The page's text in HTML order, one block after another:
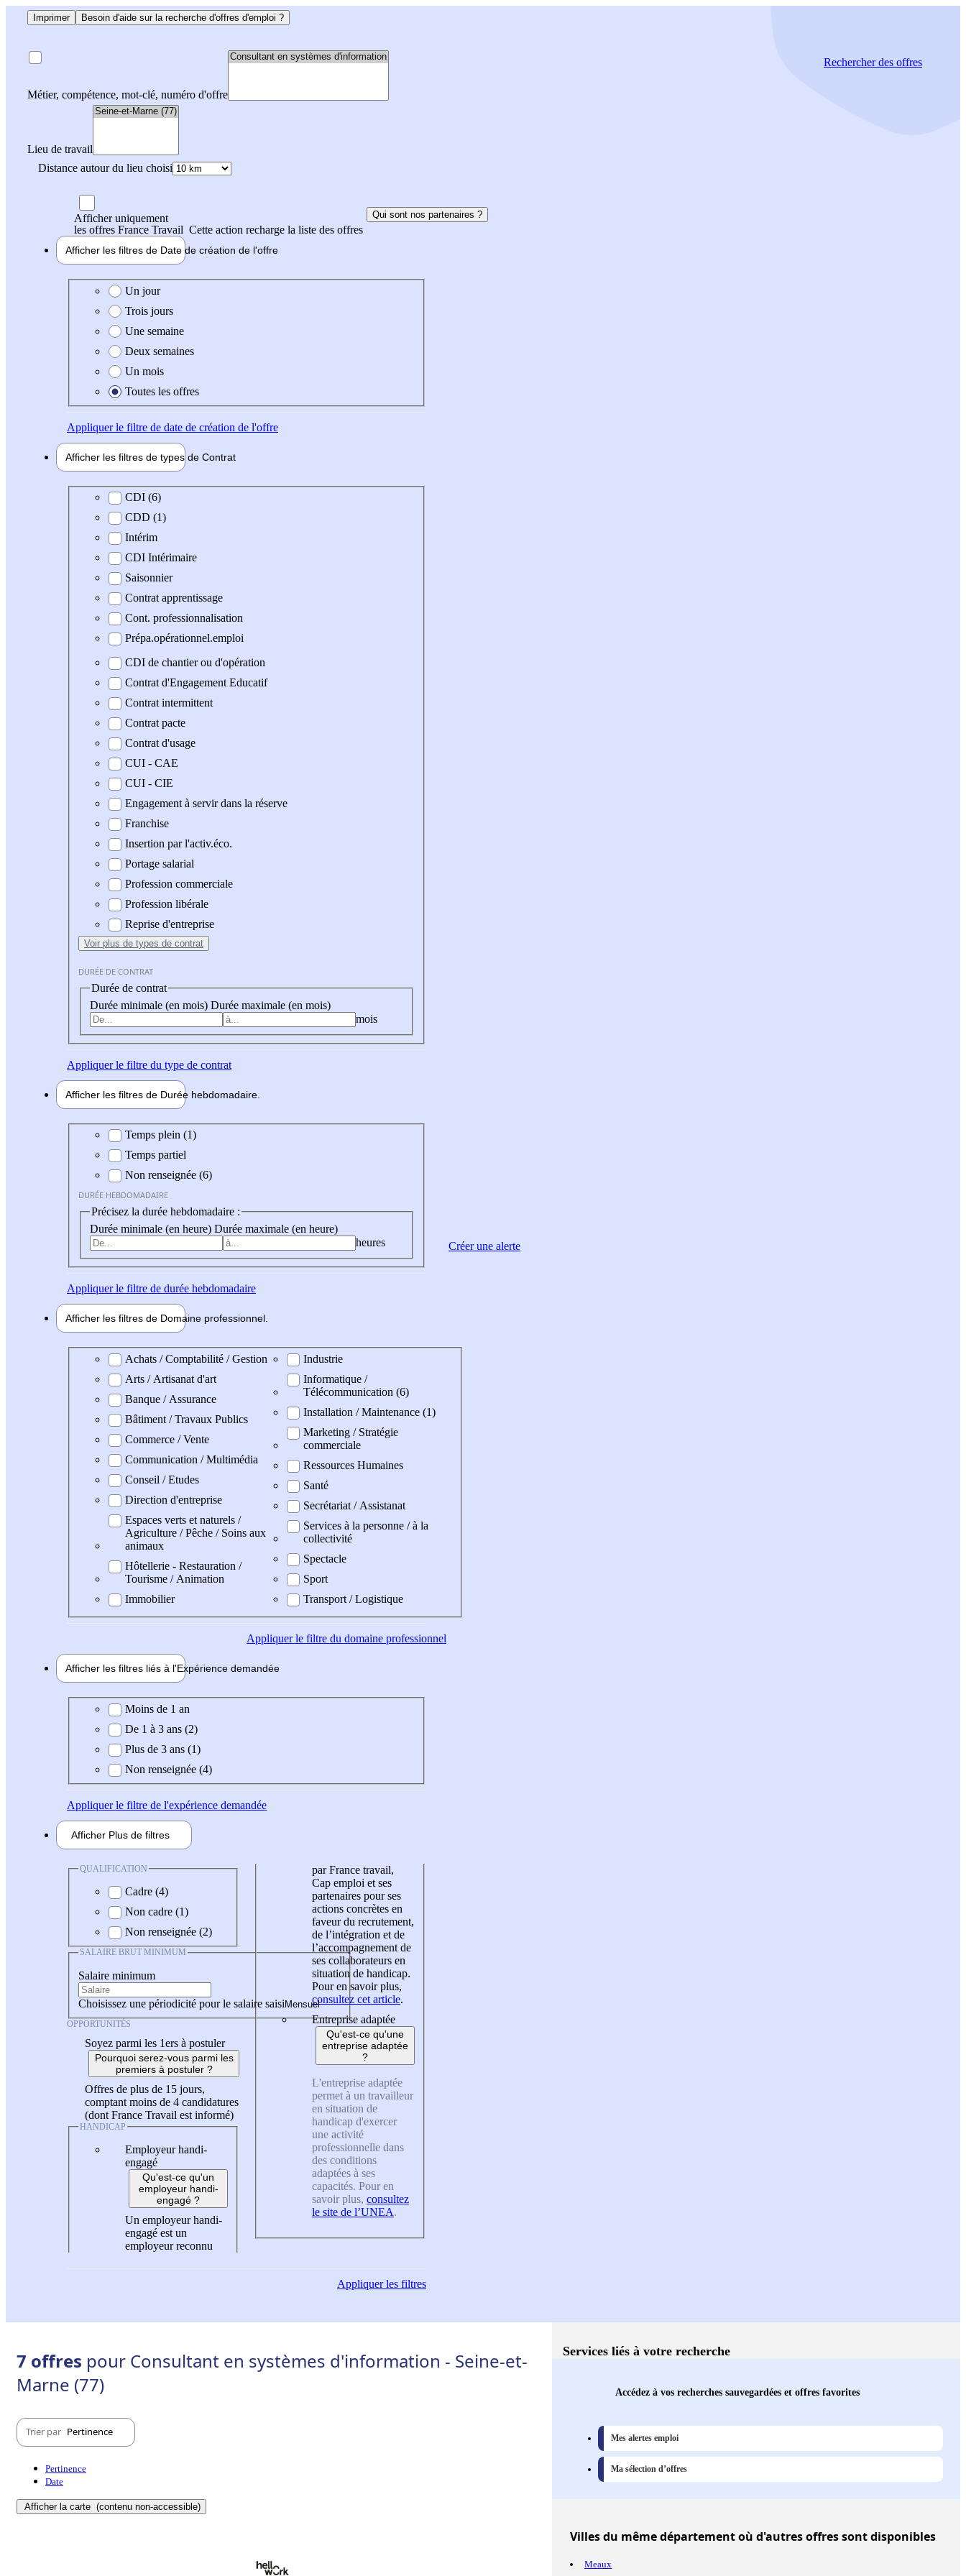
Imprimer Besoin d'aide sur la recherche d'offres d'emploi ?
Métier, compétence, mot-clé, numéro d'offre
Lieu de travail
Distance autour du lieu choisi
Rechercherdes offres
Afficher uniquement
les offres France Travail Cette action recharge la liste des offres
Qui sont nos partenaires ?
Afficher les filtres de Date de création de l'offre
Date de création de l'offre
Un jour
Trois jours
Une semaine
Deux semaines
Un mois
Toutes les offres
Appliquerle filtre de date de création de l'offre
Afficher les filtres de types de Contrat
Type de contrat
CDI (6)
CDD (1)
Intérim
CDI Intérimaire
Saisonnier
Contrat apprentissage
Cont. professionnalisation
Prépa.opérationnel.emploi
CDI de chantier ou d'opération
Contrat d'Engagement Educatif
Contrat intermittent
Contrat pacte
Contrat d'usage
CUI - CAE
CUI - CIE
Engagement à servir dans la réserve
Franchise
Insertion par l'activ.éco.
Portage salarial
Profession commerciale
Profession libérale
Reprise d'entreprise
Voir plus de types de contrat
DURÉE DE CONTRAT
Durée de contrat
Durée minimale (en mois) Durée maximale (en mois)
mois
Appliquerle filtre du type de contrat
Afficher les filtres de Durée hebdomadaire
Durée hebdomadaire
Temps plein (1)
Temps partiel
Non renseignée (6)
DURÉE HEBDOMADAIRE
Précisez la durée hebdomadaire :
Durée minimale (en heure) Durée maximale (en heure)
heures
Appliquerle filtre de durée hebdomadaire
Afficher les filtres de Domaine professionnel
Domaine professionel
Achats / Comptabilité / Gestion
Arts / Artisanat d'art
Banque / Assurance
Bâtiment / Travaux Publics
Commerce / Vente
Communication / Multimédia
Conseil / Etudes
Direction d'entreprise
Espaces verts et naturels /
Agriculture / Pêche / Soins aux
animaux
Hôtellerie - Restauration /
Tourisme / Animation
Immobilier
Industrie
Informatique /
Télécommunication (6)
Installation / Maintenance (1)
Marketing / Stratégie
commerciale
Ressources Humaines
Santé
Secrétariat / Assistanat
Services à la personne / à la
collectivité
Spectacle
Sport
Transport / Logistique
Appliquerle filtre du domaine professionnel
Afficher les filtres liés à l'Expérience demandée
Expérience demandée
Moins de 1 an
De 1 à 3 ans (2)
Plus de 3 ans (1)
Non renseignée (4)
Appliquerle filtre de l'expérience demandée
Afficher Plus de filtres
QUALIFICATION
Cadre (4)
Non cadre (1)
Non renseignée (2)
SALAIRE BRUT MINIMUM
Salaire minimum
Choisissez une périodicité pour le salaire saisi
OPPORTUNITÉS
Soyez parmi les 1ers à postuler
Pourquoi serez-vous parmi les
premiers à postuler ?
Offres de plus de 15 jours,
comptant moins de 4 candidatures
(dont France Travail est informé)
HANDICAP
Employeur handi-
engagé
Qu'est-ce qu'un
employeur handi-
engagé ?
Un employeur handi-
engagé est un
employeur reconnu
par France travail,
Cap emploi et ses
partenaires pour ses
actions concrètes en
faveur du recrutement,
de l’intégration et de
l’accompagnement de
ses collaborateurs en
situation de handicap.
Pour en savoir plus,
consultez cet article.
Entreprise adaptée
Qu'est-ce qu'une
entreprise adaptée
?
L'entreprise adaptée
permet à un travailleur
en situation de
handicap d'exercer
une activité
professionnelle dans
des conditions
adaptées à ses
capacités. Pour en
savoir plus, consultez
le site de l’UNEA.
Appliquerles filtres
Créer une alerte
7 offres pour Consultant en systèmes d'information - Seine-et-
Marne (77)
Trier par Pertinence
Pertinence
Date
Afficher la carte (contenu non-accessible)
Services liés à votre recherche
Accédez à vos recherches sauvegardées et offres favorites
Mes alertes emploi
Ma sélection d’offres
Villesdu même département où d'autres offres sont disponibles
Meaux